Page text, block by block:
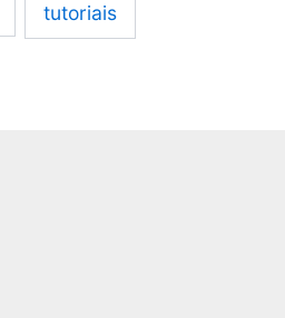
tutoriais